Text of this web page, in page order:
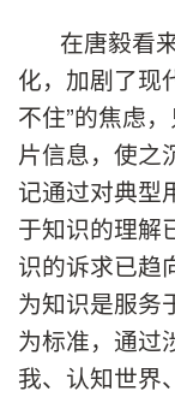
在唐毅看
化，加剧了现
不住”的焦虑
片信息，使之
记通过对典型
于知识的理解
识的诉求已趋
为知识是服务
为标准，通过
我、认知世界